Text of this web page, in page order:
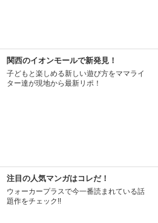
関西のイオンモールで新発見！
子どもと楽しめる新しい遊び方をママライ
ター達が現地から最新リポ！
注目の人気マンガはコレだ！
ウォーカープラスで今一番読まれている話
題作をチェック!!